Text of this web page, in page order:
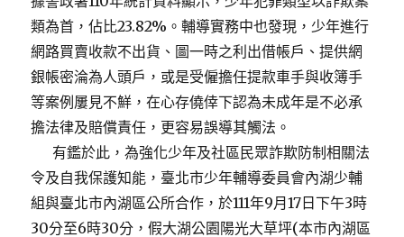
類為首，佔比23.82%。輔導實務中也發現，少年進行
網路買賣收款不出貨、圖一時之利出借帳戶、提供網
銀帳密淪為人頭戶，或是受僱擔任提款車手與收簿手
等案例屢見不鮮，在心存僥倖下認為未成年是不必承
擔法律及賠償責任，更容易誤導其觸法。
有鑑於此，為強化少年及社區民眾詐欺防制相關法
令及自我保護知能，臺北市少年輔導委員會內湖少輔
組與臺北市內湖區公所合作，於111年9月17日下午3時
30分至6時30分，假大湖公園陽光大草坪(本市內湖區